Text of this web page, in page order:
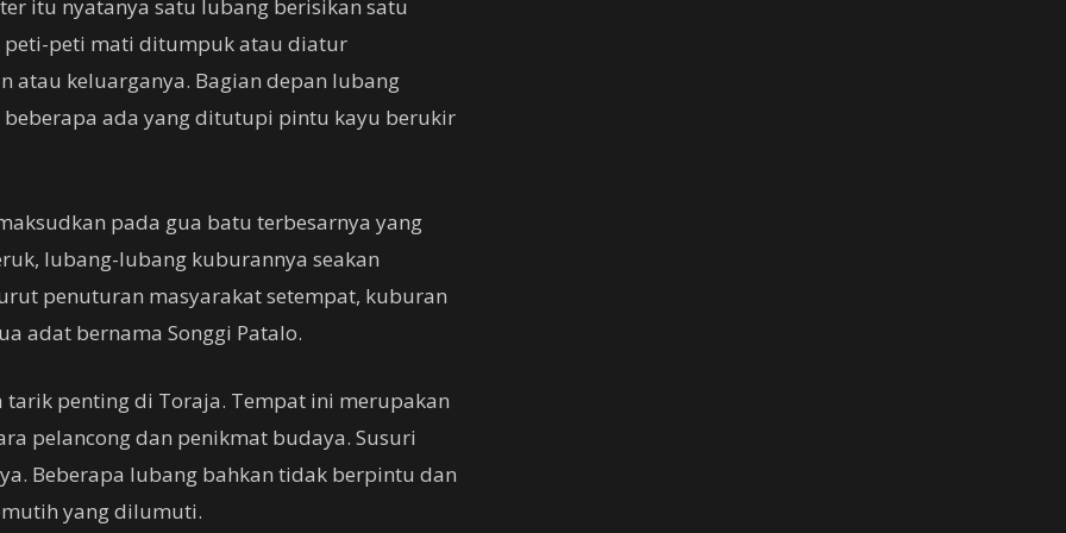
itu nyatanya satu lubang berisikan satu
peti-peti mati ditumpuk atau diatur
atau keluarganya. Bagian depan lubang
ada yang ditutupi pintu kayu berukir
pada gua batu terbesarnya yang
lubang-lubang kuburannya seakan
penuturan masyarakat setempat, kuburan
adat bernama Songgi Patalo.
tarik penting di Toraja. Tempat ini merupakan
pelancong dan penikmat budaya. Susuri
Beberapa lubang bahkan tidak berpintu dan
yang dilumuti.